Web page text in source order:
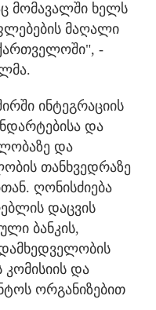
მომავალში ხელს
მაღალი
-
ინტეგრაციის
და
და
თანხვედრაზე
ღონისძიება
დაცვის
ბანკის,
კომისიის და
ორგანიზებით